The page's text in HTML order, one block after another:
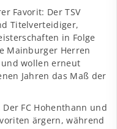
Favorit: Der TSV
Titelverteidiger,
in Folge
Mainburger Herren
wollen erneut
Jahren das Maß der
FC Hohenthann und
ärgern, während